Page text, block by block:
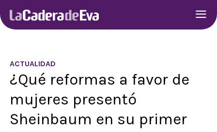
ACTUALIDAD
¿Qué reformas a favor de
mujeres presentó
Sheinbaum en su primer